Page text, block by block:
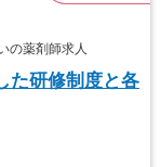
薬剤師求人
た研修制度と各